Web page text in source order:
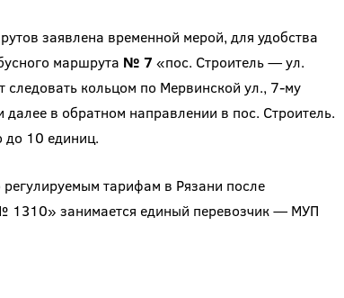
заявлена временной мерой, для удобства
маршрута № 7 «пос. Строитель — ул.
кольцом по Мервинской ул., 7-му
в обратном направлении в пос. Строитель.
до 10 единиц.
тарифам в Рязани после
1310» занимается единый перевозчик — МУП